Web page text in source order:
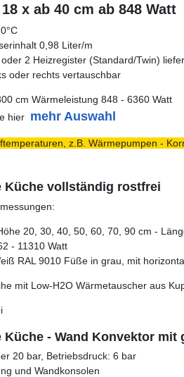
x ab 40 cm ab 848 Watt
0,98 Liter/m
2 Heizregister (Standard/Twin)
oder rechts vertauschbar
cm Wärmeleistung 848 - 6360 Watt
hier mehr Auswahl
z.B. Wärmepumpen -
Küche vollständig rostfrei
20, 30, 40, 50, 60, 70, 90 cm -
- 11310 Watt
RAL 9010 Füße in grau, mit
mit Low-H2O Wärmetauscher aus
Küche - Wand Konvektor mit
20 bar, Betriebsdruck: 6 bar
und Wandkonsolen